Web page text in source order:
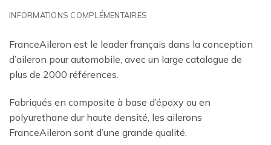
INFORMATIONS COMPLÉMENTAIRES
FranceAileron est le leader français dans la conception
d’aileron pour automobile, avec un large catalogue de
plus de 2000 références.
Fabriqués en composite à base d’époxy ou en
polyurethane dur haute densité, les ailerons
FranceAileron sont d’une grande qualité.